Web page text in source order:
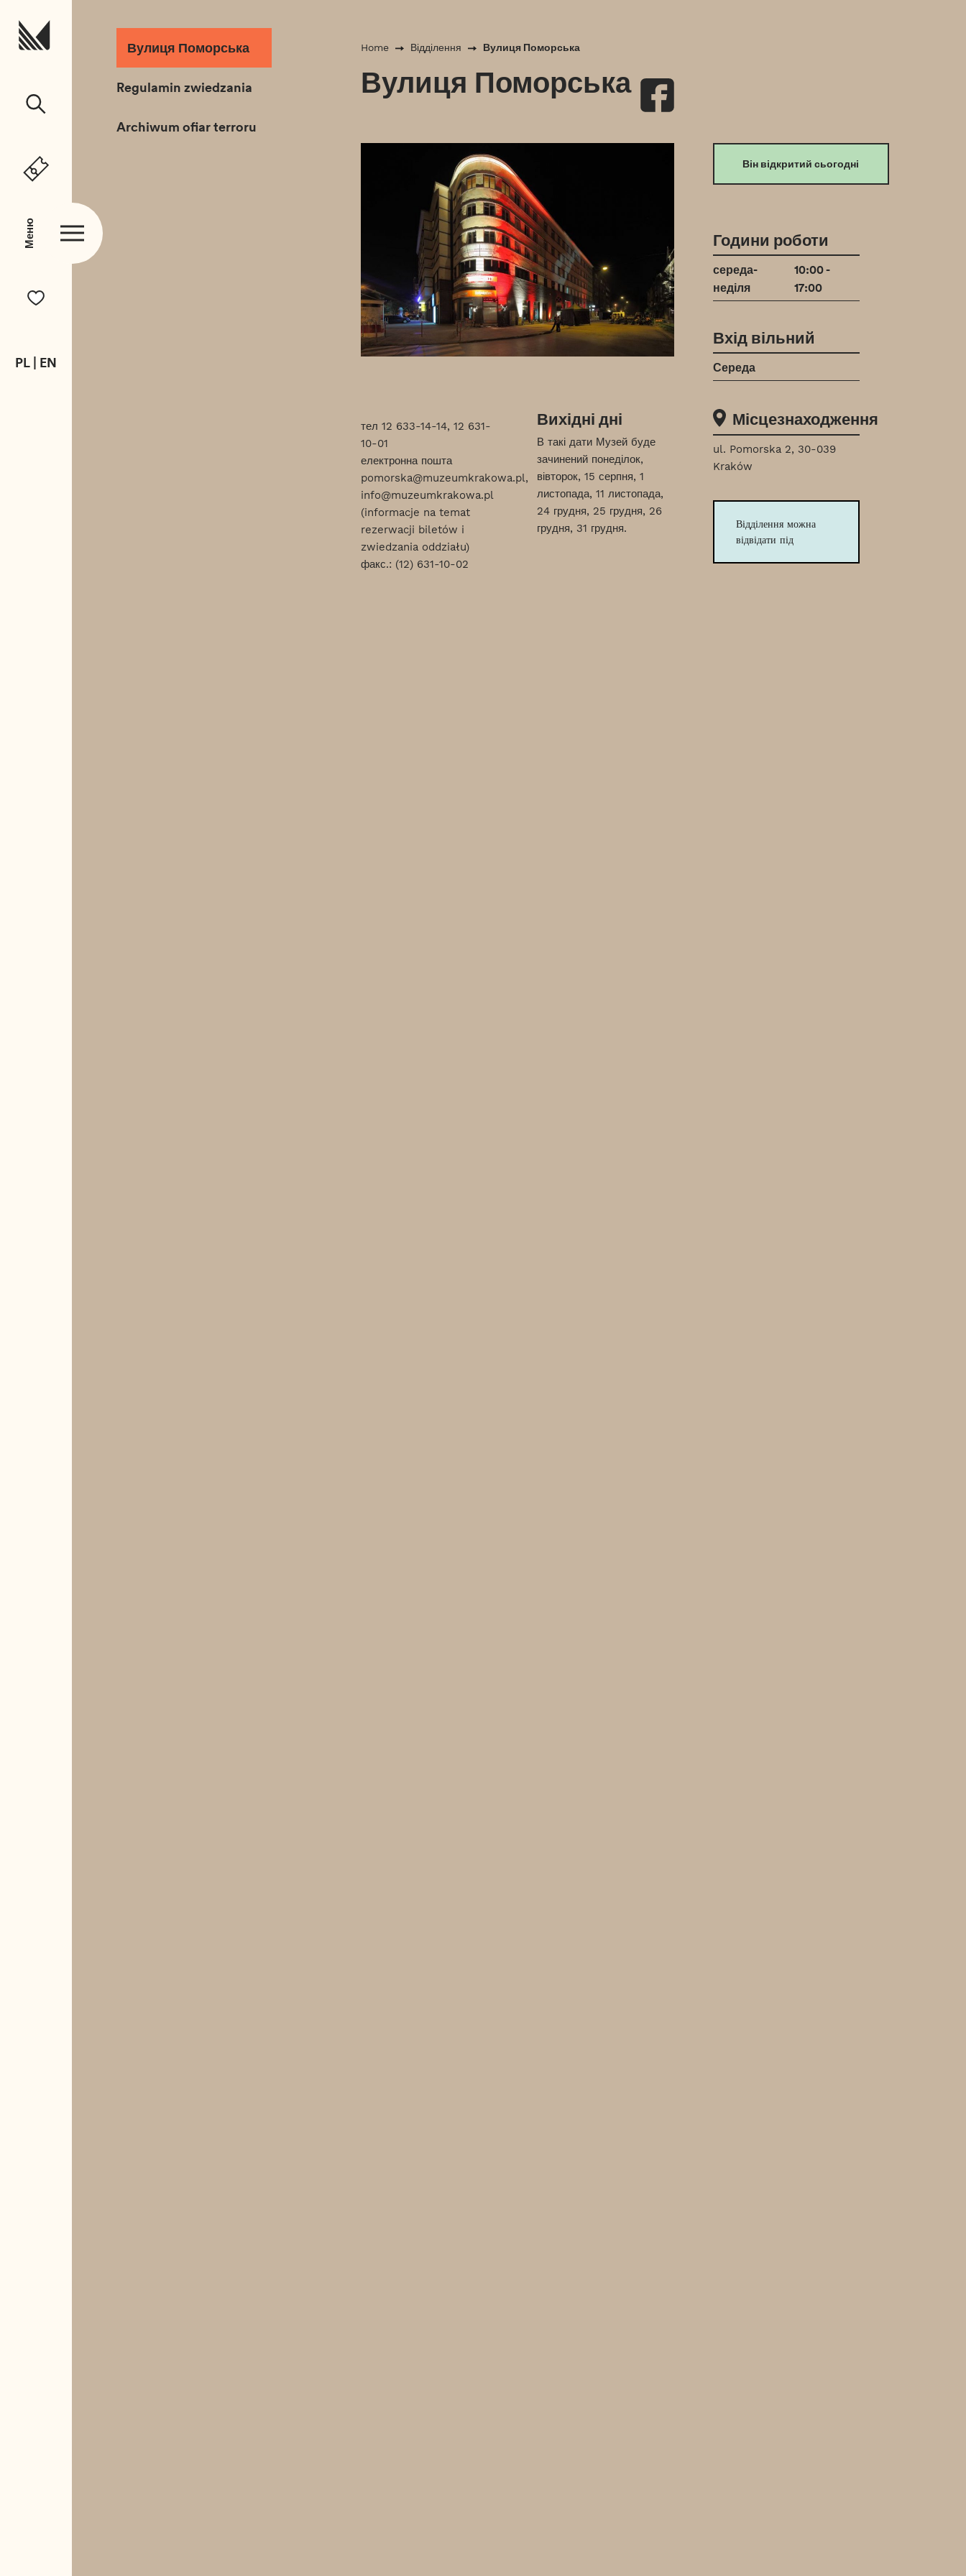
Меню
PL| EN
Вулиця Поморська
Regulamin zwiedzania
Archiwum ofiar terroru
Home Відділення Вулиця Поморська
Вулиця Поморська
тел 12 633-14-14, 12 631-
10-01
електронна пошта
pomorska@muzeumkrakowa.pl,
info@muzeumkrakowa.pl
(informacje na temat
rezerwacji biletów i
zwiedzania oddziału)
факс.: (12) 631-10-02
Вихідні дні
В такі дати Музей буде
зачинений понеділок,
вівторок, 15 серпня, 1
листопада, 11 листопада,
24 грудня, 25 грудня, 26
грудня, 31 грудня.
Він відкритий сьогодні
Години роботи
середа-
неділя
10:00 -
17:00
Вхід вільний
Середа
Місцезнаходження
ul. Pomorska 2, 30-039
Kraków
Відділення можна
відвідати під